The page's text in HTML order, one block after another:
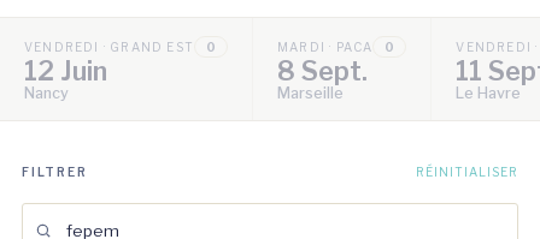
VENDREDI · GRAND EST 0
12 Juin
Nancy
MARDI · PACA 0
8 Sept.
Marseille
VENDREDI
11
Le Havre
FILTRER RÉINITIALISER